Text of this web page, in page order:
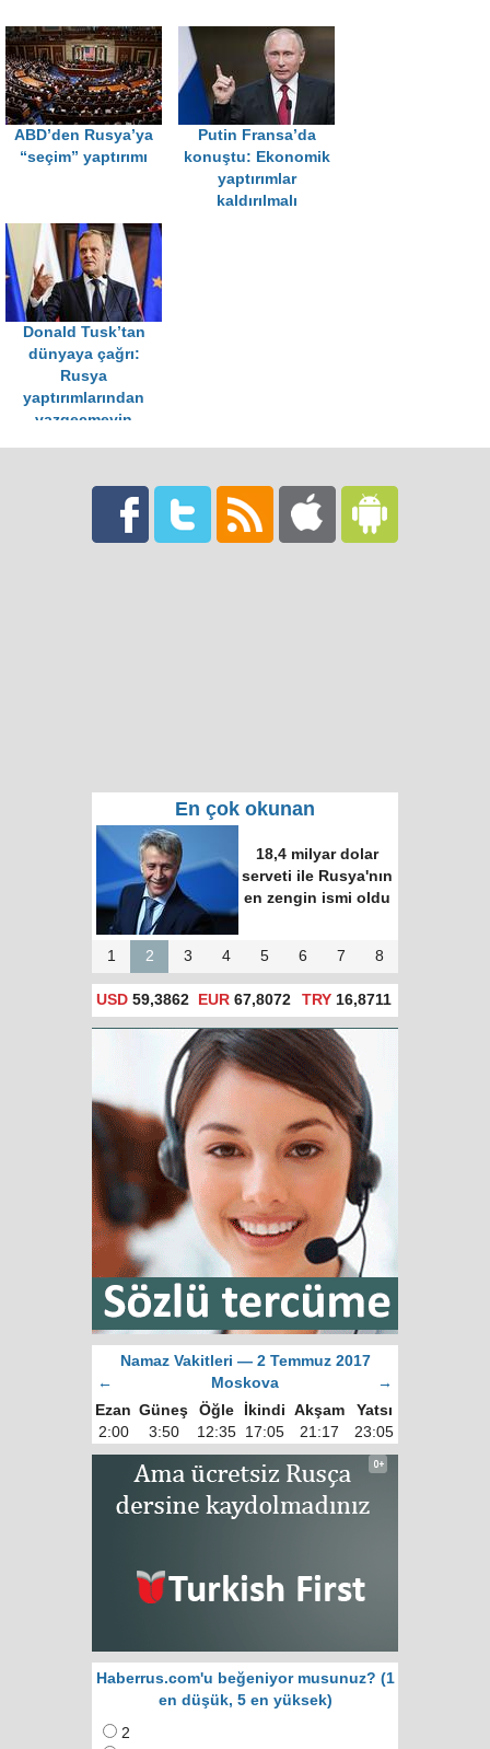
ABD’den Rusya’ya
“seçim” yaptırımı
Putin Fransa’da
konuştu: Ekonomik
yaptırımlar
kaldırılmalı
Donald Tusk’tan
dünyaya çağrı:
Rusya
yaptırımlarından
vazgeçmeyin
En çok okunan
18,4 milyar dolar
serveti ile Rusya'nın
en zengin ismi oldu
1 2 3 4 5 6 7 8
USD 59,3862 EUR 67,8072 TRY 16,8711
Namaz Vakitleri — 2 Temmuz 2017
←
Moskova
→
Ezan Güneş Öğle İkindi Akşam
Yatsı
2:00
3:50 12:35 17:05 21:17 23:05
Haberrus.com'u beğeniyor musunuz? (1
en düşük, 5 en yüksek)
2